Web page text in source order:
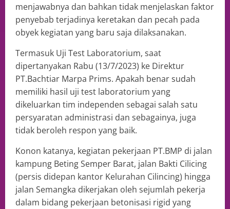
menjawabnya dan bahkan tidak menjelaskan faktor
penyebab terjadinya keretakan dan pecah pada
obyek kegiatan yang baru saja dilaksanakan.
Termasuk Uji Test Laboratorium, saat
dipertanyakan Rabu (13/7/2023) ke Direktur
PT.Bachtiar Marpa Prims. Apakah benar sudah
memiliki hasil uji test laboratorium yang
dikeluarkan tim independen sebagai salah satu
persyaratan administrasi dan sebagainya, juga
tidak beroleh respon yang baik.
Konon katanya, kegiatan pekerjaan PT.BMP di jalan
kampung Beting Semper Barat, jalan Bakti Cilicing
(persis didepan kantor Kelurahan Cilincing) hingga
jalan Semangka dikerjakan oleh sejumlah pekerja
dalam bidang pekerjaan betonisasi rigid yang